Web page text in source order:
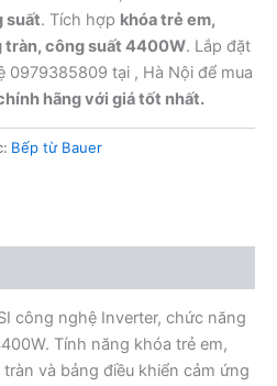
suất. Tích hợp khóa trẻ em,
tràn, công suất 4400W. Lắp đặt
0979385809 tại , Hà Nội để mua
hãng với giá tốt nhất.
Bếp từ Bauer
công nghệ Inverter, chức năng
Tính năng khóa trẻ em,
và bảng điều khiển cảm ứng